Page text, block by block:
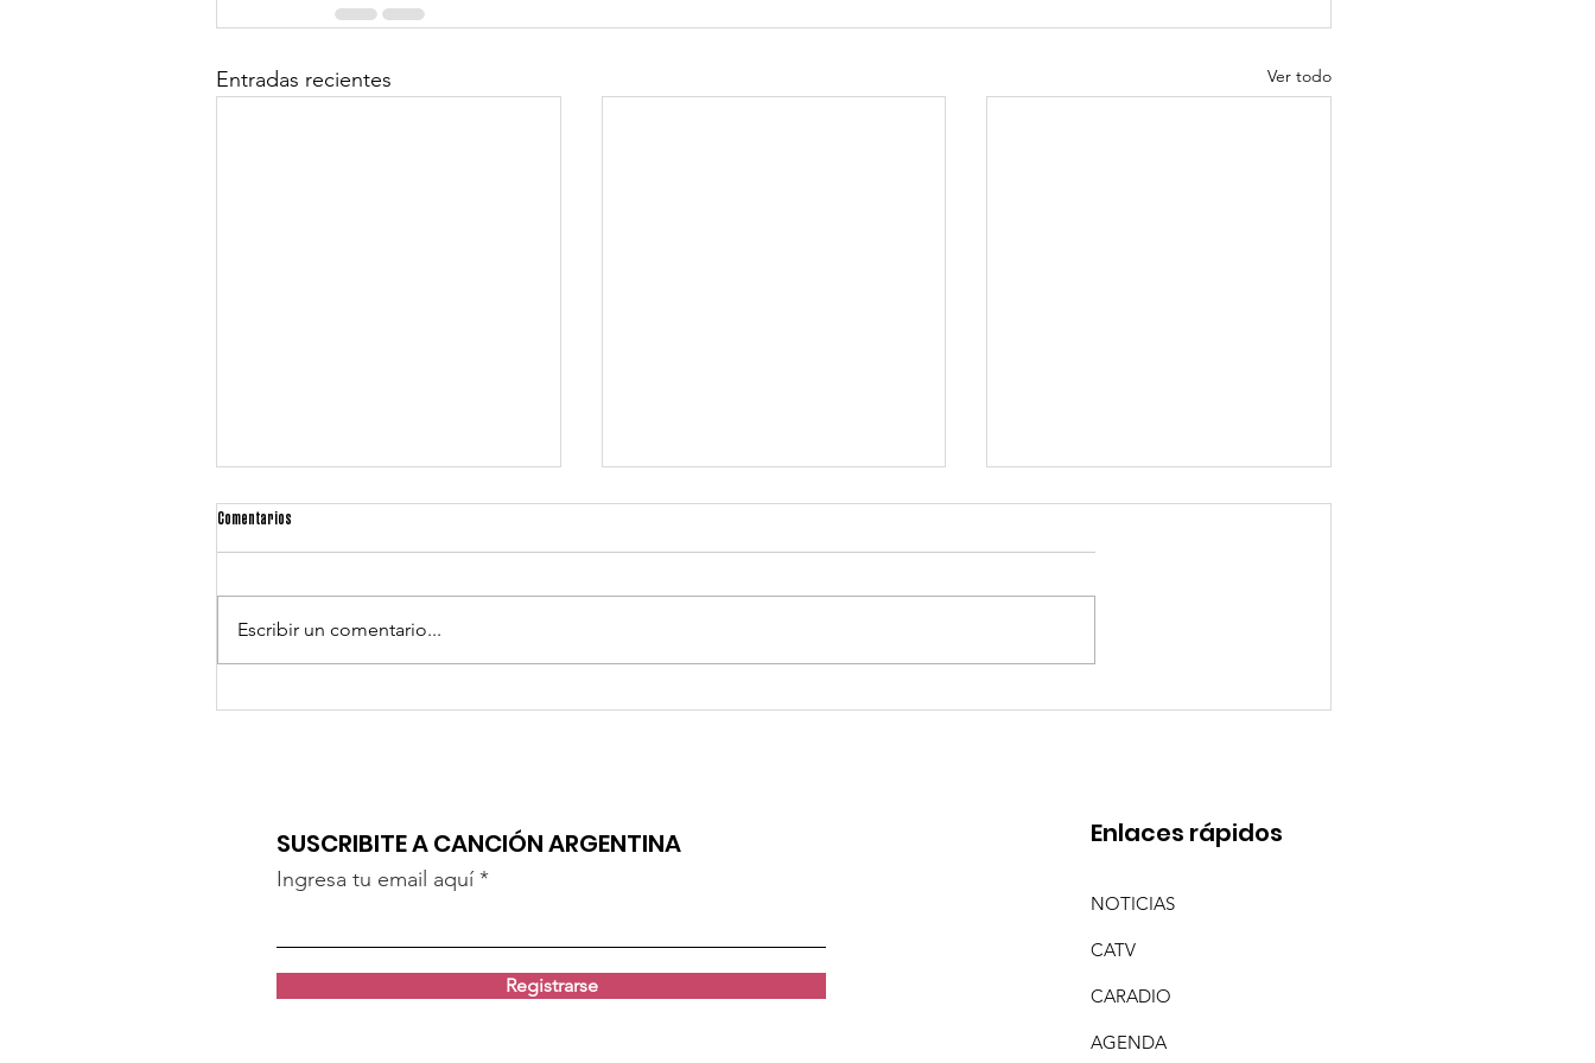
Entradas recientes Ver todo
Comentarios
Escribir un comentario...
SUSCRIBITE A CANCIÓN ARGENTINA
Ingresa tu email aquí
Registrarse
Enlaces rápidos
NOTICIAS
CATV
CARADIO
AGENDA